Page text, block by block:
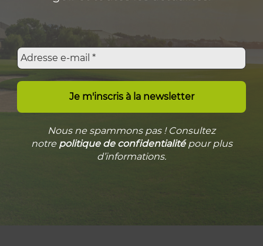
Nous ne spammons pas ! Consultez
notre politique de confidentialitépour plus
d’informations.